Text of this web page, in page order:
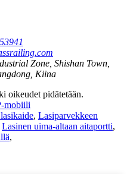
Zone, Shishan Town,
Kiina
oikeudet pidätetään.
mobiili
, Lasiparvekkeen
Lasinen uima-altaan aitaportti,
,